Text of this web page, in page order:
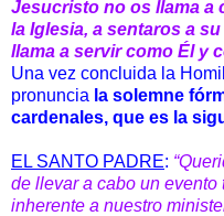
Jesucristo no os llama
la Iglesia, a sentaros a
llama a servir como Él y
Una vez concluida la
pronuncia la solemne
cardenales, que es la
EL SANTO PADRE:
de llevar a cabo un evento
inherente a nuestro